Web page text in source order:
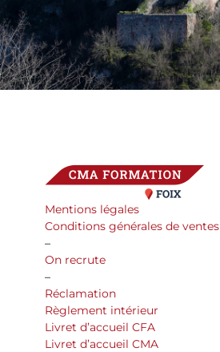
Mentions légales
Conditions générales de ventes
–
On recrute
–
Réclamation
Règlement intérieur
Livret d’accueil CFA
Livret d’accueil CMA